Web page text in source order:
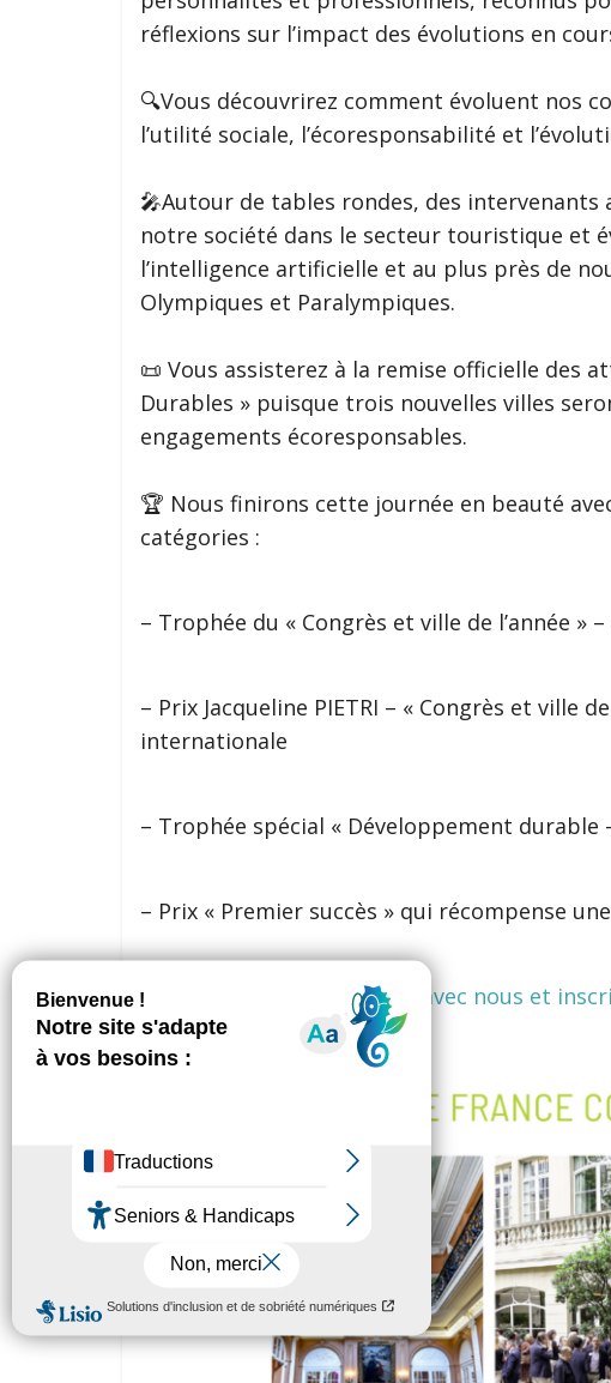
réflexions sur l’impact des évolutions en
🔍Vous découvrirez comment évoluent nos
l’utilité sociale, l’écoresponsabilité et
🎤Autour de tables rondes, des
notre société dans le secteur touristique et
l’intelligence artificielle et au plus près de
Olympiques et Paralympiques.
📜 Vous assisterez à la remise officielle des
Durables » puisque trois nouvelles villes
engagements écoresponsables.
🏆 Nous finirons cette journée en beauté
catégories :
– Trophée du « Congrès et ville de l’année »
– Prix Jacqueline PIETRI – « Congrès et ville
internationale
– Trophée spécial « Développement durable
– Prix « Premier succès » qui récompense
Venez vivre cet événement avec nous et